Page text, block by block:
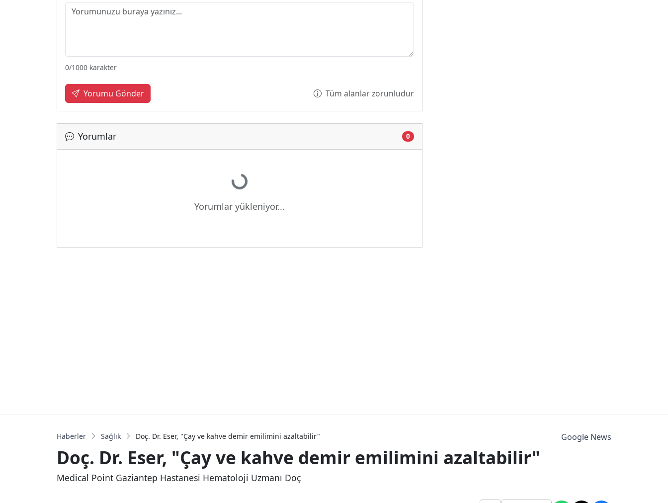
0/1000 karakter
Yorumu Gönder Tüm alanlar zorunludur
Yorumlar 0
Yükleniyor...
Yorumlar yükleniyor...
Haberler Sağlık Doç. Dr. Eser, "Çay ve kahve demir emilimini azaltabilir" Google News
Doç. Dr. Eser, "Çay ve kahve demir emilimini azaltabilir"
Medical Point Gaziantep Hastanesi Hematoloji Uzmanı Doç